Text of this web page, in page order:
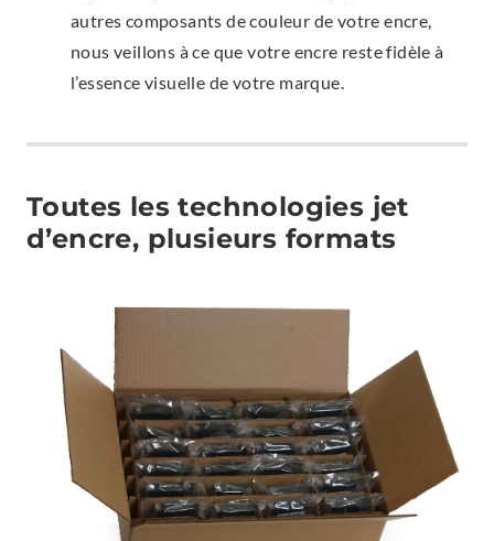
autres composants de couleur de votre encre,
nous veillons à ce que votre encre reste fidèle à
l’essence visuelle de votre marque.
Toutes les technologies jet
d’encre, plusieurs formats